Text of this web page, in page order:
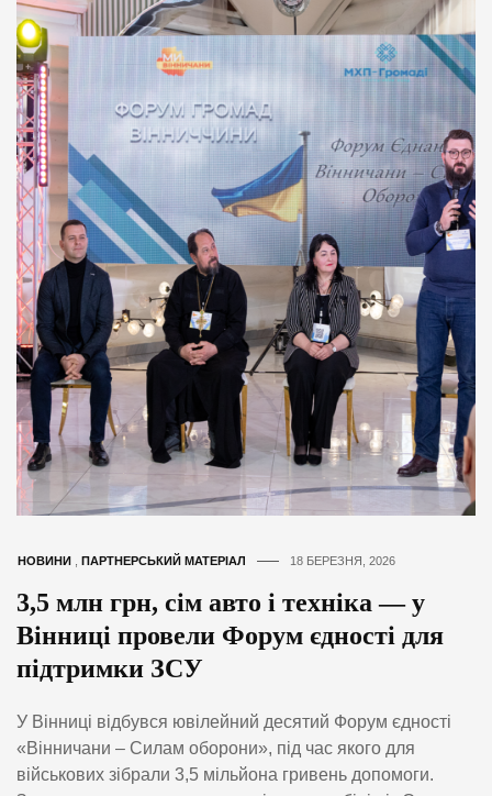
НОВИНИ ПАРТНЕРСЬКИЙ МАТЕРІАЛ 18 БЕРЕЗНЯ, 2026
3,5 млн грн, сім авто і техніка — у
Вінниці провели Форум єдності для
підтримки ЗСУ
У Вінниці відбувся ювілейний десятий Форум єдності
«Вінничани – Силам оборони», під час якого для
військових зібрали 3,5 мільйона гривень допомоги.